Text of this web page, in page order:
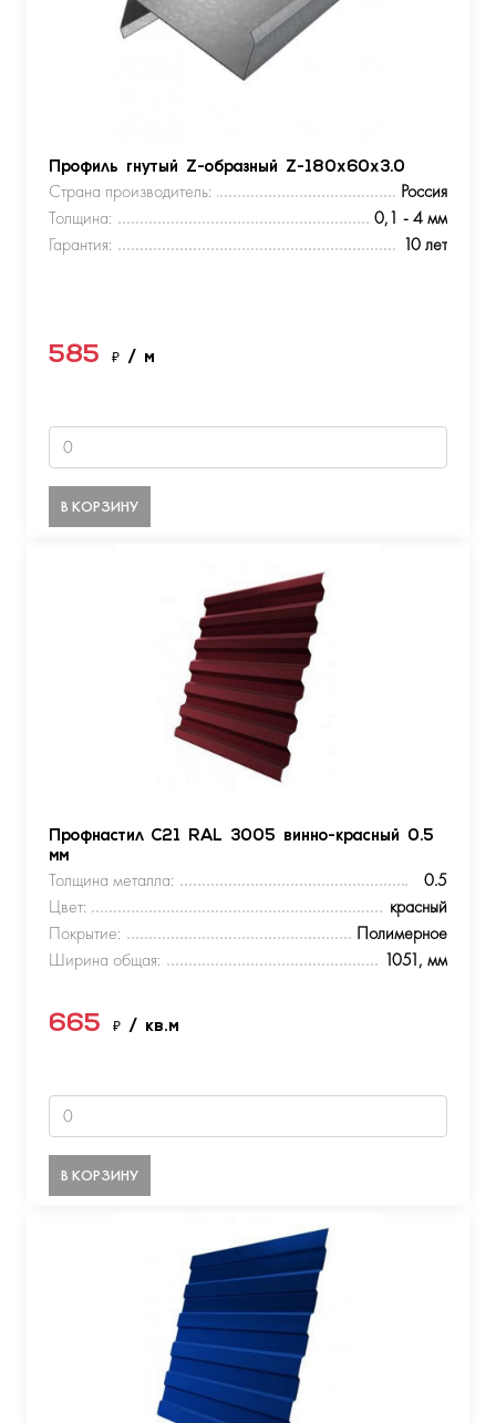
Профиль гнутый Z-образный Z-180х60х3.0
Страна производитель:
Россия
Толщина:
0,1 - 4 мм
Гарантия:
10 лет
585 ₽ / м
В КОРЗИНУ
Профнастил С21 RAL 3005 винно-красный 0.5
мм
Толщина металла:
0.5
Цвет:
красный
Покрытие:
Полимерное
Ширина общая:
1051, мм
665 ₽ / кв.м
В КОРЗИНУ